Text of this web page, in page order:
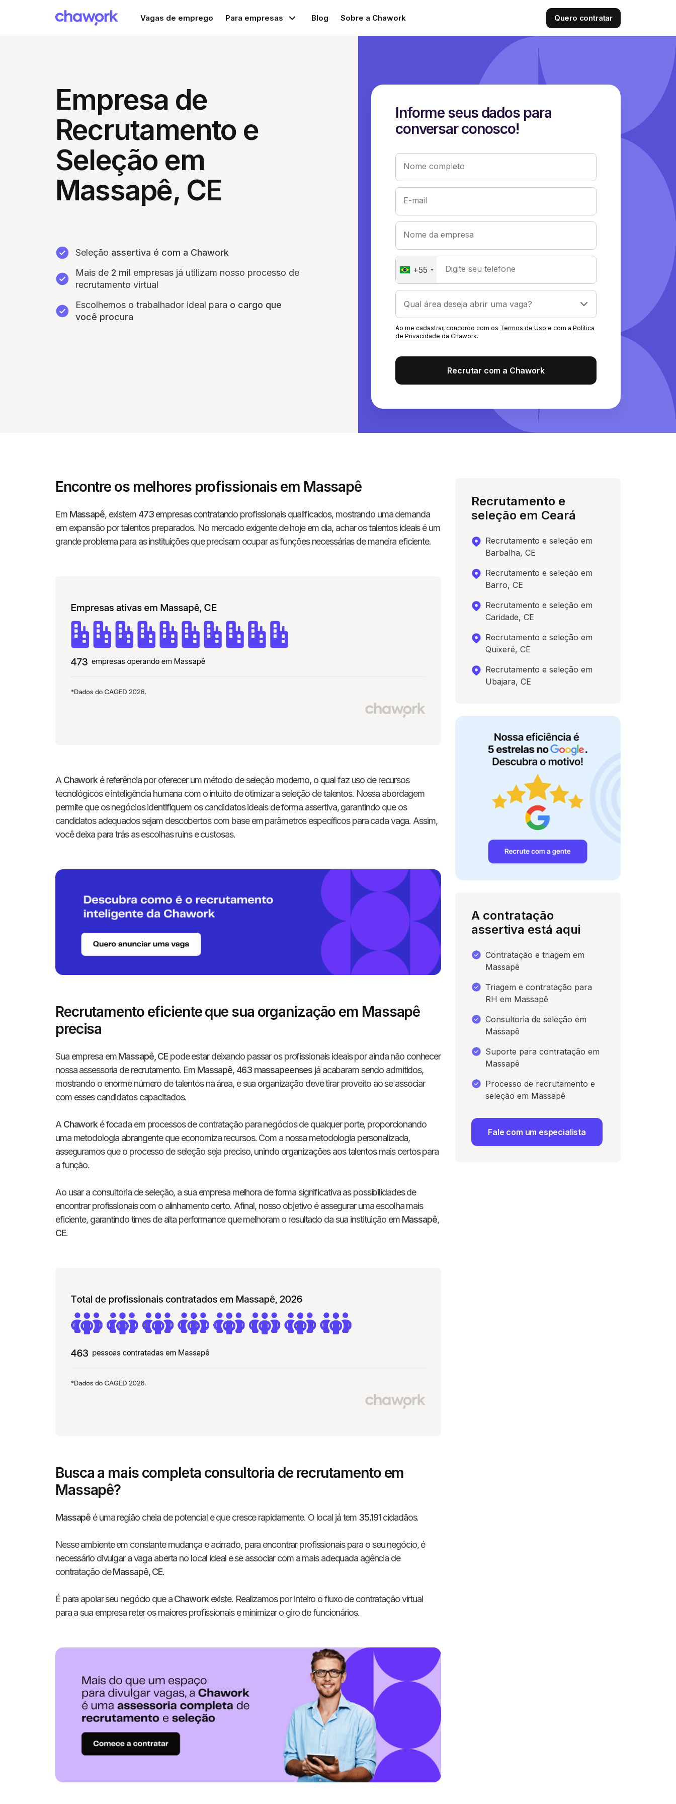
Vagas de emprego Para empresas Blog Sobre a Chawork Quero contratar
Empresa de
Recrutamento e
Seleção em
Massapê, CE
Seleção assertiva é com a Chawork
Mais de 2 mil empresas já utilizam nosso processo de
recrutamento virtual
Escolhemos o trabalhador ideal para o cargo que
você procura
Informe seus dados para
conversar conosco!
Nome completo
E-mail
Nome da empresa
+55 Digite seu telefone
Ao me cadastrar, concordo com os Termos de Uso e com a Política
de Privacidade da Chawork.
Recrutar com a Chawork
Encontre os melhores profissionais em Massapê
Em Massapê, existem 473empresas contratando profissionais qualificados, mostrando uma demanda
em expansão por talentos preparados. No mercado exigente de hoje em dia, achar os talentos ideais é um
grande problema para as instituições que precisam ocupar as funções necessárias de maneira eficiente.
A Chawork é referência por oferecer um método de seleção moderno, o qual faz uso de recursos
tecnológicos e inteligência humana com o intuito de otimizar a seleção de talentos. Nossa abordagem
permite que os negócios identifiquem os candidatos ideais de forma assertiva, garantindo que os
candidatos adequados sejam descobertos com base em parâmetros específicos para cada vaga. Assim,
você deixa para trás as escolhas ruins e custosas.
Recrutamento eficiente que sua organização em Massapê
precisa
Sua empresa emMassapê, CE pode estar deixando passar os profissionais ideais por ainda não conhecer
nossa assessoria de recrutamento. Em Massapê, 463 massapeenses já acabaram sendo admitidos,
mostrando o enorme número de talentos na área, e sua organização deve tirar proveito ao se associar
com esses candidatos capacitados.
A Chawork é focada em processos de contratação para negócios de qualquer porte, proporcionando
uma metodologia abrangente que economiza recursos. Com a nossa metodologia personalizada,
asseguramos que o processo de seleção seja preciso, unindo organizações aos talentos mais certos para
a função.
Ao usar a consultoria de seleção, a sua empresa melhora de forma significativa as possibilidades de
encontrar profissionais com o alinhamento certo. Afinal, nosso objetivo é assegurar uma escolha mais
eficiente, garantindo times de alta performance que melhoram o resultado da sua instituição em Massapê,
CE.
Busca a mais completa consultoria de recrutamento em
Massapê?
Massapê é uma região cheia de potencial e que cresce rapidamente. O local já tem 35.191cidadãos.
Nesse ambiente em constante mudança e acirrado, para encontrar profissionais para o seu negócio, é
necessário divulgar a vaga aberta no local ideal e se associar com a mais adequada agência de
contratação deMassapê,CE.
É para apoiar seu negócio que aChaworkexiste. Realizamos por inteiro o fluxo de contratação virtual
para a sua empresa reter os maiores profissionais e minimizar o giro de funcionários.
Recrutamento e
seleção em Ceará
Recrutamento e seleção em
Barbalha, CE
Recrutamento e seleção em
Barro, CE
Recrutamento e seleção em
Caridade, CE
Recrutamento e seleção em
Quixeré, CE
Recrutamento e seleção em
Ubajara, CE
A contratação
assertiva está aqui
Contratação e triagem em
Massapê
Triagem e contratação para
RH em Massapê
Consultoria de seleção em
Massapê
Suporte para contratação em
Massapê
Processo de recrutamento e
seleção em Massapê
Fale com um especialista
Informe seus dados para conversar
conosco!
E-mail
Digite seu telefone